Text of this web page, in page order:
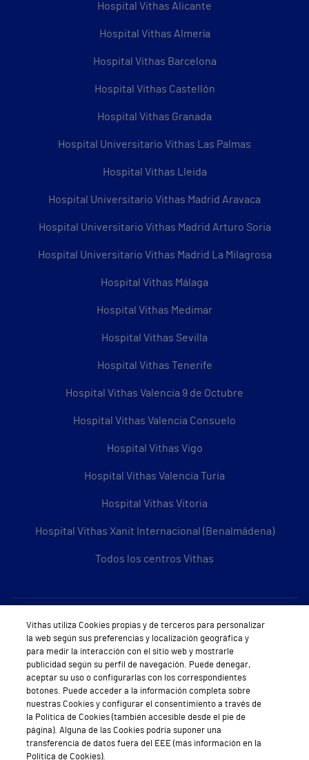
Hospital Vithas Alicante
Hospital Vithas Almería
Hospital Vithas Barcelona
Hospital Vithas Castellón
Hospital Vithas Granada
Hospital Universitario Vithas Las Palmas
Hospital Vithas Lleida
Hospital Universitario Vithas Madrid Aravaca
Hospital Universitario Vithas Madrid Arturo Soria
Hospital Universitario Vithas Madrid La Milagrosa
Hospital Vithas Málaga
Hospital Vithas Medimar
Hospital Vithas Sevilla
Hospital Vithas Tenerife
Hospital Vithas Valencia 9 de Octubre
Hospital Vithas Valencia Consuelo
Hospital Vithas Vigo
Hospital Vithas Valencia Turia
Hospital Vithas Vitoria
Hospital Vithas Xanit Internacional (Benalmádena)
Todos los centros Vithas
Sobre Vithas
Quiénes somos
Trabajar en Vithas
Teléfono Cita Médica
Teléfono Atención al Cliente
Política de seguridad y salud en el trabajo
Vithas utiliza Cookies propias y de terceros para personalizar
la web según sus preferencias y localización geográfica y
para medir la interacción con el sitio web y mostrarle
publicidad según su perfil de navegación. Puede denegar,
aceptar su uso o configurarlas con los correspondientes
botones. Puede acceder a la información completa sobre
nuestras Cookies y configurar el consentimiento a través de
la Política de Cookies (también accesible desde el pie de
página). Alguna de las Cookies podría suponer una
transferencia de datos fuera del EEE (más información en la
Política de Cookies).